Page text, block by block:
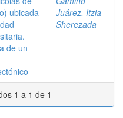
ubicada
de un
Juárez, Itzia
Sherezada
1 a 1 de 1